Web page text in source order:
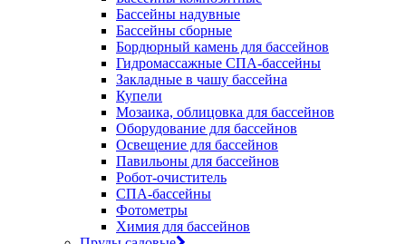
Бассейны надувные
Бассейны сборные
Бордюрный камень для бассейнов
Гидромассажные СПА-бассейны
Закладные в чашу бассейна
Купели
Мозаика, облицовка для бассейнов
Оборудование для бассейнов
Освещение для бассейнов
Павильоны для бассейнов
Робот-очиститель
СПА-бассейны
Фотометры
Химия для бассейнов